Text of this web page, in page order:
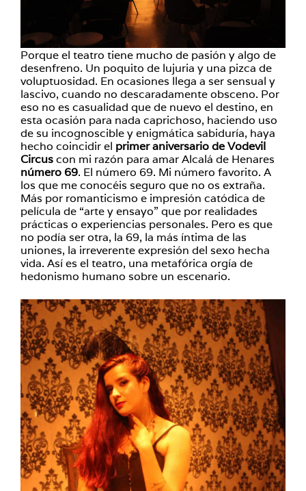
Porque el teatro tiene mucho de pasión y algo de
desenfreno. Un poquito de lujuria y una pizca de
voluptuosidad. En ocasiones llega a ser sensual y
lascivo, cuando no descaradamente obsceno. Por
eso no es casualidad que de nuevo el destino, en
esta ocasión para nada caprichoso, haciendo uso
de su incognoscible y enigmática sabiduría, haya
hecho coincidir el primer aniversario de Vodevil
Circuscon mi razón para amar Alcalá de Henares
número 69. El número 69. Mi número favorito. A
los que me conocéis seguro que no os extraña.
Más por romanticismo e impresión catódica de
película de “arte y ensayo” que por realidades
prácticas o experiencias personales. Pero es que
no podía ser otra, la 69, la más íntima de las
uniones, la irreverente expresión del sexo hecha
vida. Así es el teatro, una metafórica orgía de
hedonismo humano sobre un escenario.